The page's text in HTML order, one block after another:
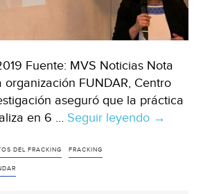
Fuente: MVS Noticias Nota
organización FUNDAR, Centro
aseguró que la práctica
en 6 … Seguir leyendo Evalúan
→
DEL FRACKING FRACKING